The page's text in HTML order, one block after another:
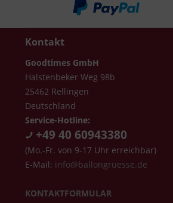
Kontakt
Goodtimes GmbH
Halstenbeker Weg 98b
25462 Rellingen
Deutschland
Service-Hotline:
+49 40 60943380
(Mo.-Fr. von 9-17 Uhr erreichbar)
E-Mail: info@ballongruesse.de
KONTAKTFORMULAR